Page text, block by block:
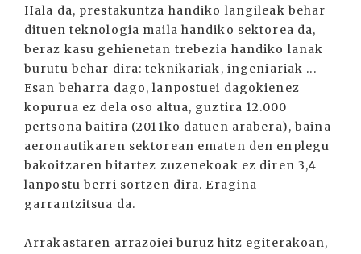
Hala da, prestakuntza handiko langileak behar
dituen teknologia maila handiko sektorea da,
beraz kasu gehienetan trebezia handiko lanak
burutu behar dira: teknikariak, ingeniariak ...
Esan beharra dago, lanpostuei dagokienez
kopurua ez dela oso altua, guztira 12.000
pertsona baitira (2011ko datuen arabera), baina
aeronautikaren sektorean ematen den enplegu
bakoitzaren bitartez zuzenekoak ez diren 3,4
lanpostu berri sortzen dira. Eragina
garrantzitsua da.
Arrakastaren arrazoiei buruz hitz egiterakoan,